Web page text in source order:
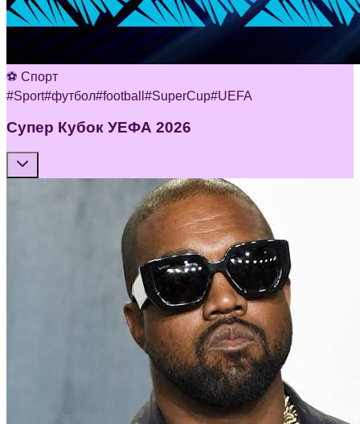
⚽ Спорт
#Sport#футбол#football #SuperCup#UEFA
Супер Кубок УЕФА 2026